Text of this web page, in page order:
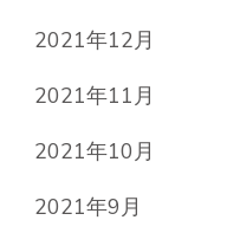
2021年12月
2021年11月
2021年10月
2021年9月